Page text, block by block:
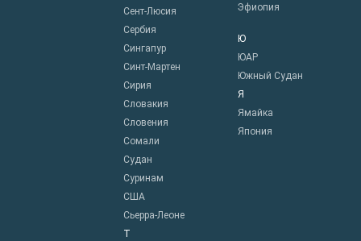
Сент-Люсия
Сербия
Сингапур
Синт-Мартен
Сирия
Словакия
Словения
Сомали
Судан
Суринам
США
Сьерра-Леоне
Т
Эфиопия
Ю
ЮАР
Южный Судан
Я
Ямайка
Япония